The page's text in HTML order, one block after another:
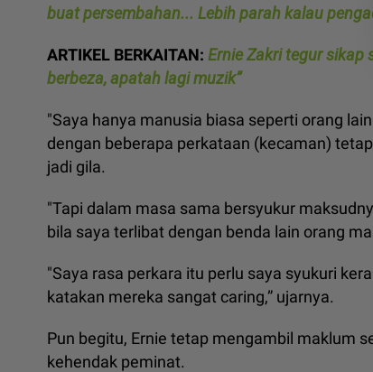
buat persembahan... Lebih parah kalau
ARTIKEL BERKAITAN: Ernie Zakri tegur sikap
berbeza, apatah lagi muzik”
"Saya hanya manusia biasa seperti orang
dengan beberapa perkataan (kecaman)
jadi gila.
"Tapi dalam masa sama bersyukur
bila saya terlibat dengan benda lain orang
"Saya rasa perkara itu perlu saya syukuri
katakan mereka sangat caring,” ujarnya.
Pun begitu, Ernie tetap mengambil maklum
kehendak peminat.